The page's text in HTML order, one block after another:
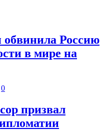
Россию
в мире на
0
призвал